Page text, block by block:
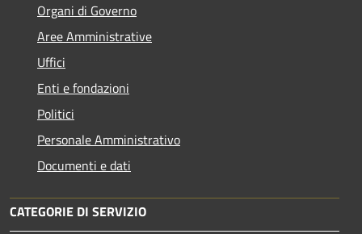
Organi di Governo
Aree Amministrative
Uffici
Enti e fondazioni
Politici
Personale Amministrativo
Documenti e dati
CATEGORIE DI SERVIZIO